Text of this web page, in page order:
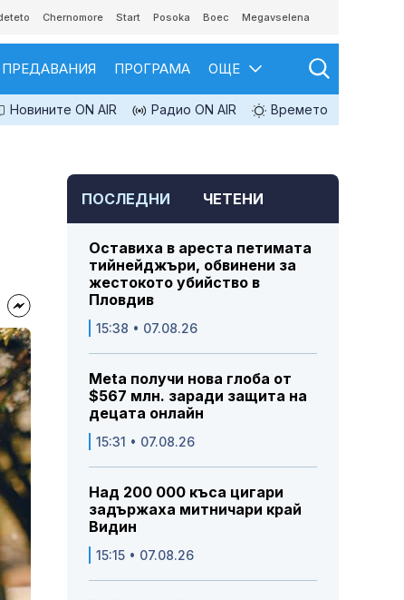
Chernomore Start Posoka Boec Megavselena
ПРЕДАВАНИЯ ПРОГРАМА ОЩЕ
Новините ON AIR Радио ON AIR Времето
ПОСЛЕДНИ ЧЕТЕНИ
Оставиха в ареста петимата
тийнейджъри, обвинени за
жестокото убийство в
Пловдив
15:38 • 07.08.26
Meta получи нова глоба от
$567 млн. заради защита на
децата онлайн
15:31 • 07.08.26
Над 200 000 къса цигари
задържаха митничари край
Видин
15:15 • 07.08.26